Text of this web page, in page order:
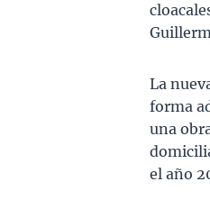
La
forma
una
el año